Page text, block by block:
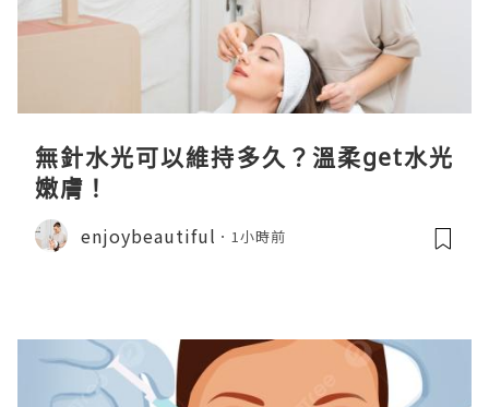
無針水光可以維持多久？溫柔get水光
嫩膚！
enjoybeautiful 1小時前